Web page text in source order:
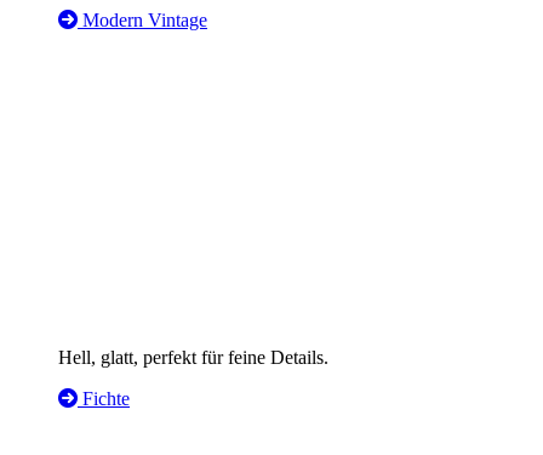
Modern Vintage
Hell, glatt, perfekt für feine Details.
Fichte